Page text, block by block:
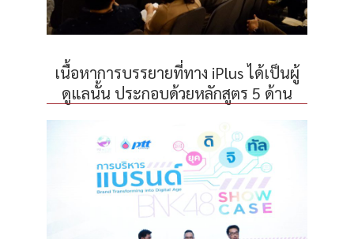
เนื้อหาการบรรยายที่ทาง iPlus ได้เป็นผู้
ดูแลนั้น ประกอบด้วยหลักสูตร 5 ด้าน